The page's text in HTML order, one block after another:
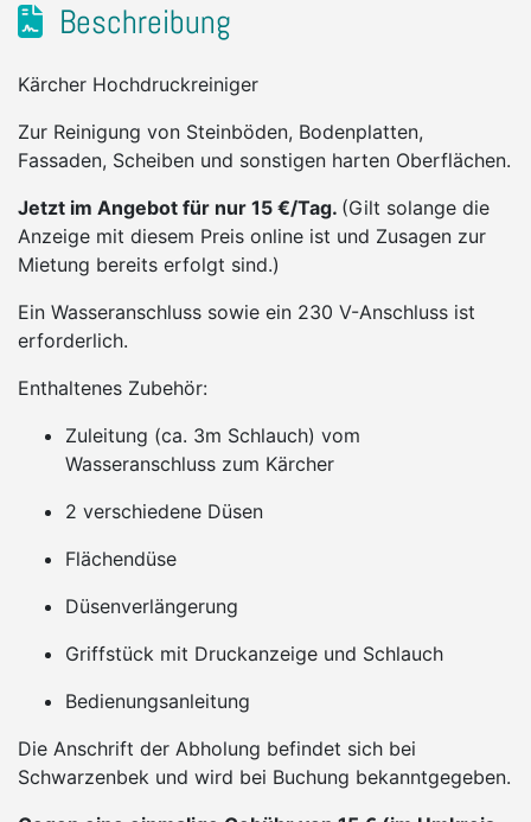
Beschreibung
Kärcher Hochdruckreiniger
Zur Reinigung von Steinböden, Bodenplatten,
Fassaden, Scheiben und sonstigen harten Oberflächen.
Jetzt im Angebot für nur 15 €/Tag. (Gilt solange die
Anzeige mit diesem Preis online ist und Zusagen zur
Mietung bereits erfolgt sind.)
Ein Wasseranschluss sowie ein 230 V-Anschluss ist
erforderlich.
Enthaltenes Zubehör:
Zuleitung (ca. 3m Schlauch) vom
Wasseranschluss zum Kärcher
2 verschiedene Düsen
Flächendüse
Düsenverlängerung
Griffstück mit Druckanzeige und Schlauch
Bedienungsanleitung
Die Anschrift der Abholung befindet sich bei
Schwarzenbek und wird bei Buchung bekanntgegeben.